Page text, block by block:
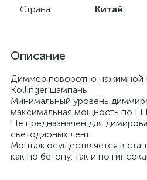
Страна
Китай
Описание
Диммер поворотно нажимной
Kollinger шампань.
Минимальный уровень
максимальная мощность по
Не предназначен для
светодионых лент.
Монтаж осуществляется в
как по бетону, так и по